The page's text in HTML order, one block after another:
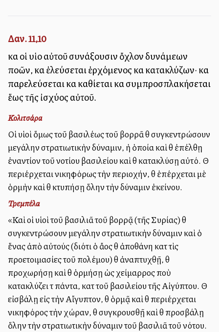
Δαν. 11,10
καὶ οἱ υἱοὶ αὐτοῦ συνάξουσιν ὄχλον δυνάμεων
πολλῶν, καὶ ἐλεύσεται ἐρχόμενος καὶ κατακλύζων· καὶ
παρελεύσεται καὶ καθίεται καὶ συμπροσπλακήσεται
ἕως τῆς ἰσχύος αὐτοῦ.
Κολιτσάρα
Οἱ υἱοὶ ὅμως τοῦ βασιλέως τοῦ βορρᾶ θὰ συγκεντρώσουν
μεγάλην στρατιωτικὴν δύναμιν, ἡ ὁποία καὶ θὰ ἐπέλθῃ
ἐναντίον τοῦ νοτίου βασιλείου καὶ θὰ κατακλύσῃ αὐτό. Θὰ
περιέρχεται νικηφόρως τὴν περιοχήν, θὰ ἐπέρχεται μὲ
ὁρμὴν καὶ θὰ κτυπήσῃ ὅλην τὴν δύναμιν ἐκείνου.
Τρεμπέλα
«Καὶ οἱ υἱοὶ τοῦ βασιλιᾶ τοῦ βορρᾷ (τῆς Συρίας) θὰ
συγκεντρώσουν μεγάλην στρατιωτικὴν δύναμιν καὶ ὁ
ἕνας ἀπὸ αὐτούς (διότι ὁ ἄλλος θὰ ἀποθάνη κατὰ τὶς
προετοιμασίες τοῦ πολέμου) θὰ ἀναπτυχθῇ, θὰ
προχωρήσῃ καὶ θὰ ὁρμήσῃ ὡς χείμαρρος ποὺ
κατακλύζει τὰ πάντα, κατὰ τοῦ βασιλείου τῆς Αἰγύπτου. Θὰ
εἰσβάλῃ εἰς τὴν Αἴγυπτον, θὰ ὁρμᾷ καὶ θὰ περιέρχεται
νικηφόρος τὴν χώραν, θὰ συγκρουσθῇ καὶ θὰ προσβάλῃ
ὅλην τὴν στρατιωτικὴν δύναμιν τοῦ βασιλιᾶ τοῦ νότου.